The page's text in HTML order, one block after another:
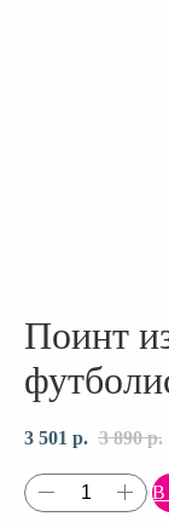
Поинт
3 501 р. 3 890 р.
В